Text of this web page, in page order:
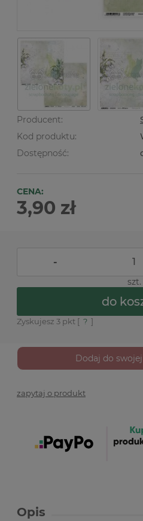
Producent:
Kod produktu:
Dostępność:
CENA:
3,90 zł
-
szt.
do
Zyskujesz 3 pkt [ ? ]
Dodaj do
zapytaj o produkt
Opis